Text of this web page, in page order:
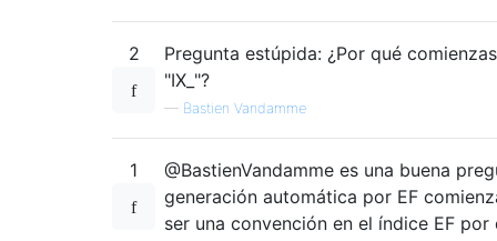
2
Pregunta estúpida: ¿Por qué
"IX_"?
— Bastien Vandamme
1
@BastienVandamme es una buena
generación automática por EF
ser una convención en el índice EF